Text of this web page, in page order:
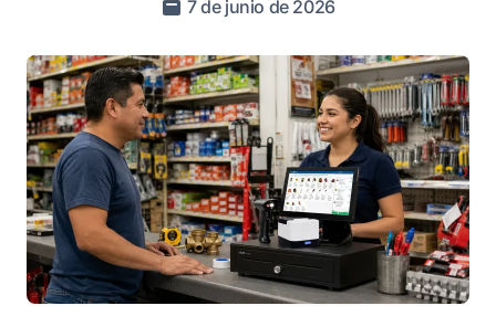
7 de junio de 2026